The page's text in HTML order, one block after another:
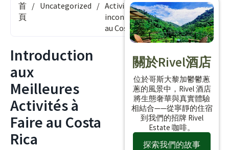
首
頁
/ Uncategorized / Activités
incontournables
au Costa Rica
Introduction
aux
Meilleures
Activités à
Faire au Costa
Rica
關於Rivel酒店
位於哥斯大黎加鬱鬱蔥
蔥的風景中，Rivel 酒店
將生態奢華與真實體驗
相結合——從寧靜的住宿
到我們的招牌 Rivel
Estate 咖啡。
探索我們的故事